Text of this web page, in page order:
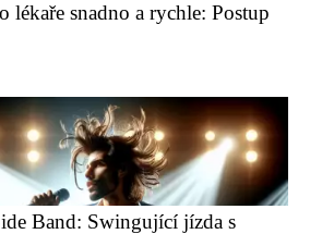
lékaře snadno a rychle: Postup
Band: Swingující jízda s